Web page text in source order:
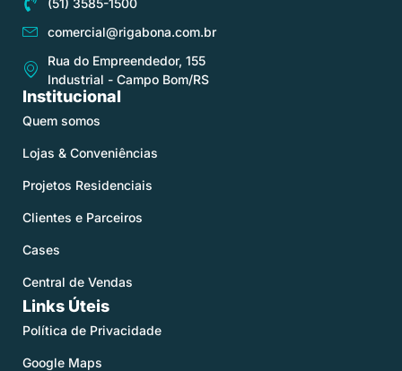
(51) 3585-1500
comercial@rigabona.com.br
Rua do Empreendedor, 155
Industrial - Campo Bom/RS
Institucional
Quem somos
Lojas & Conveniências
Projetos Residenciais
Clientes e Parceiros
Cases
Central de Vendas
Links Úteis
Política de Privacidade
Google Maps